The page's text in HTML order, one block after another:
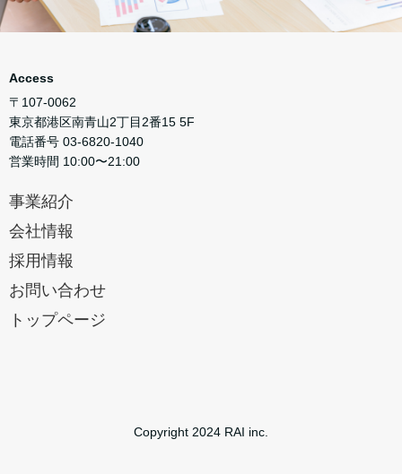
Access
〒107-0062
東京都港区南青山2丁目2番15 5F
電話番号 03-6820-1040
営業時間 10:00〜21:00
事業紹介
会社情報
採用情報
お問い合わせ
トップページ
Copyright 2024 RAI inc.